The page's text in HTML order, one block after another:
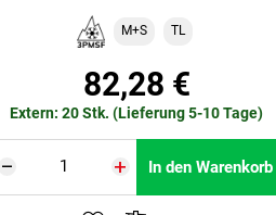
M+S TL
82,28 €
Extern: 20 Stk. (Lieferung 5-10 Tage)
In den Warenkorb